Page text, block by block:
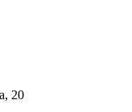
20